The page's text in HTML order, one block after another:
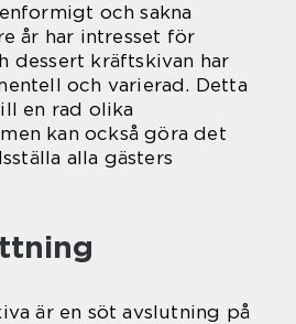
och sakna
år har intresset för
dessert kräftskivan har
och varierad. Detta
en rad olika
kan också göra det
alla gästers
är en söt avslutning på